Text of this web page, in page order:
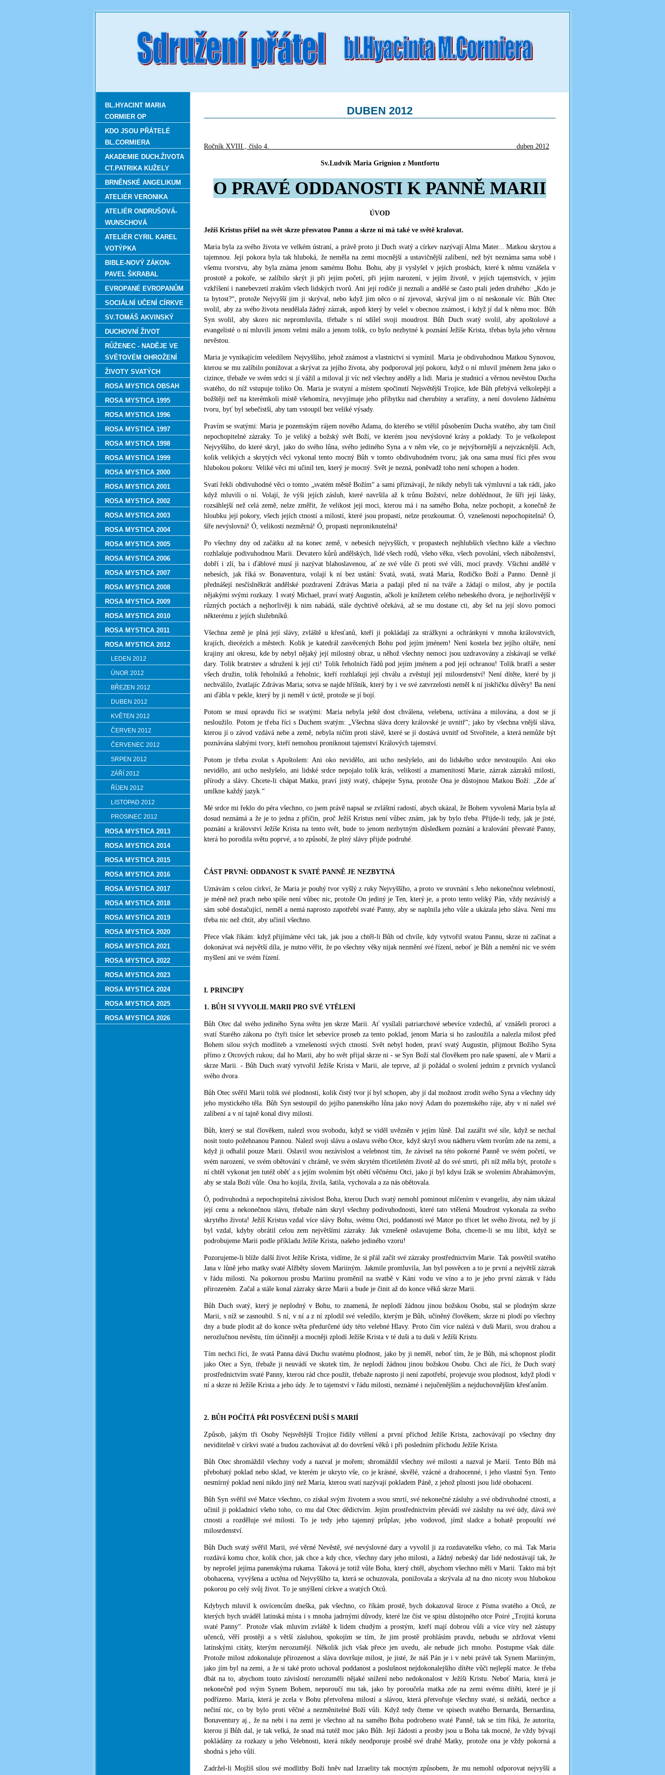
DUBEN 2012
Ročník XVIII., číslo 4. duben 2012
Sv.Ludvík Maria Grignion z Montfortu
O PRAVÉ ODDANOSTI K PANNĚ MARII
ÚVOD
Ježíš Kristus přišel na svět skrze přesvatou Pannu a skrze ni má také ve světě kralovat.
Maria byla za svého života ve velkém ústraní, a právě proto ji Duch svatý a církev nazývají Alma Mater... Matkou skrytou a
tajemnou. Její pokora byla tak hluboká, že neměla na zemi mocnější a ustavičnější zalíbení, než být neznáma sama sobě i
všemu tvorstvu, aby byla známa jenom samému Bohu. Bohu, aby ji vyslyšel v jejích prosbách, které k němu vznášela v
prostotě a pokoře, se zalíbilo skrýt ji při jejím početí, při jejím narození, v jejím životě, v jejích tajemstvích, v jejím
vzkříšení i nanebevzetí zrakům všech lidských tvorů. Ani její rodiče ji neznali a andělé se často ptali jeden druhého: „Kdo je
ta bytost?“, protože Nejvyšší jim ji skrýval, nebo když jim něco o ní zjevoval, skrýval jim o ní neskonale víc. Bůh Otec
svolil, aby za svého života neudělala žádný zázrak, aspoň který by vešel v obecnou známost, i když jí dal k němu moc. Bůh
Syn svolil, aby skoro nic nepromluvila, třebaže s ní sdílel svoji moudrost. Bůh Duch svatý svolil, aby apoštolové a
evangelisté o ní mluvili jenom velmi málo a jenom tolik, co bylo nezbytné k poznání Ježíše Krista, třebas byla jeho věrnou
nevěstou.
Maria je vynikajícím veledílem Nejvyššího, jehož známost a vlastnictví si vymínil. Maria je obdivuhodnou Matkou Synovou,
kterou se mu zalíbilo ponižovat a skrývat za jejího života, aby podporoval její pokoru, když o ní mluvil jménem žena jako o
cizince, třebaže ve svém srdci si jí vážil a miloval ji víc než všechny anděly a lidi. Maria je studnicí a věrnou nevěstou Ducha
svatého, do níž vstupuje toliko On. Maria je svatyní a místem spočinutí Nejsvětější Trojice, kde Bůh přebývá velkolepěji a
božštěji než na kterémkoli místě všehomíra, nevyjímaje jeho příbytku nad cherubíny a serafíny, a není dovoleno žádnému
tvoru, byť byl sebečistší, aby tam vstoupil bez veliké výsady.
Pravím se svatými: Maria je pozemským rájem nového Adama, do kterého se vtělil působením Ducha svatého, aby tam činil
nepochopitelné zázraky. To je veliký a božský svět Boží, ve kterém jsou nevýslovné krásy a poklady. To je velkolepost
Nejvyššího, do které skryl, jako do svého lůna, svého jediného Syna a v něm vše, co je nejvýbornější a nejvzácnější. Ach,
kolik velikých a skrytých věcí vykonal tento mocný Bůh v tomto obdivuhodném tvoru; jak ona sama musí říci přes svou
hlubokou pokoru: Veliké věci mi učinil ten, který je mocný. Svět je nezná, poněvadž toho není schopen a hoden.
Svatí řekli obdivuhodné věci o tomto „svatém městě Božím“ a sami přiznávají, že nikdy nebyli tak výmluvní a tak rádi, jako
když mluvili o ní. Volají, že výši jejích zásluh, které navršila až k trůnu Božství, nelze dohlédnout, že šíři její lásky,
rozsáhlejší než celá země, nelze změřit, že velikost její moci, kterou má i na samého Boha, nelze pochopit, a konečně že
hloubku její pokory, všech jejích ctností a milostí, které jsou propastí, nelze prozkoumat. Ó, vznešenosti nepochopitelná! Ó,
šíře nevýslovná! Ó, velikosti nezměrná! Ó, propasti neproniknutelná!
Po všechny dny od začátku až na konec země, v nebesích nejvyšších, v propastech nejhlubších všechno káže a všechno
rozhlašuje podivuhodnou Marii. Devatero kůrů andělských, lidé všech rodů, všeho věku, všech povolání, všech náboženství,
dobří i zlí, ba i ďáblové musí ji nazývat blahoslavenou, ať ze své vůle či proti své vůli, mocí pravdy. Všichni andělé v
nebesích, jak říká sv. Bonaventura, volají k ní bez ustání: Svatá, svatá, svatá Maria, Rodičko Boží a Panno. Denně jí
přednášejí nesčíslněkrát andělské pozdravení Zdrávas Maria a padají před ní na tváře a žádají o milost, aby je poctila
nějakými svými rozkazy. I svatý Michael, praví svatý Augustin, ačkoli je knížetem celého nebeského dvora, je nejhorlivější v
různých poctách a nejhorlivěji k nim nabádá, stále dychtivě očekává, až se mu dostane cti, aby šel na její slovo pomoci
některému z jejích služebníků.
Všechna země je plná její slávy, zvláště u křesťanů, kteří ji pokládají za strážkyni a ochránkyni v mnoha královstvích,
krajích, diecézích a městech. Kolik je katedrál zasvěcených Bohu pod jejím jménem! Není kostela bez jejího oltáře, není
krajiny ani okresu, kde by nebyl nějaký její milostný obraz, u něhož všechny nemoci jsou uzdravovány a získávají se velké
dary. Tolik bratrstev a sdružení k její cti! Tolik řeholních řádů pod jejím jménem a pod její ochranou! Tolik bratří a sester
všech družin, tolik řeholníků a řeholnic, kteří rozhlašují její chválu a zvěstují její milosrdenství! Není dítěte, které by ji
nechválilo, žvatlajíc Zdrávas Maria; sotva se najde hříšník, který by i ve své zatvrzelosti neměl k ní jiskřičku důvěry! Ba není
ani ďábla v pekle, který by ji neměl v úctě, protože se jí bojí.
Potom se musí opravdu říci se svatými: Maria nebyla ještě dost chválena, velebena, uctívána a milována, a dost se jí
nesloužilo. Potom je třeba říci s Duchem svatým: „Všechna sláva dcery královské je uvnitř“; jako by všechna vnější sláva,
kterou jí o závod vzdává nebe a země, nebyla ničím proti slávě, které se jí dostává uvnitř od Stvořitele, a která nemůže být
poznávána slabými tvory, kteří nemohou proniknout tajemství Králových tajemství.
Potom je třeba zvolat s Apoštolem: Ani oko nevidělo, ani ucho neslyšelo, ani do lidského srdce nevstoupilo. Ani oko
nevidělo, ani ucho neslyšelo, ani lidské srdce nepojalo tolik krás, velikostí a znamenitostí Marie, zázrak zázraků milosti,
přírody a slávy. Chcete-li chápat Matku, praví jistý svatý, chápejte Syna, protože Ona je důstojnou Matkou Boží: „Zde ať
umlkne každý jazyk.“
Mé srdce mi řeklo do péra všechno, co jsem právě napsal se zvláštní radostí, abych ukázal, že Bohem vyvolená Maria byla až
dosud neznámá a že je to jedna z příčin, proč Ježíš Kristus není vůbec znám, jak by bylo třeba. Přijde-li tedy, jak je jisté,
poznání a království Ježíše Krista na tento svět, bude to jenom nezbytným důsledkem poznání a kralování přesvaté Panny,
která ho porodila světu poprvé, a to způsobí, že plný slávy přijde podruhé.
ČÁST PRVNÍ: ODDANOST K SVATÉ PANNĚ JE NEZBYTNÁ
Uznávám s celou církví, že Maria je pouhý tvor vyšlý z ruky Nejvyššího, a proto ve srovnání s Jeho nekonečnou velebností,
je méně než prach nebo spíše není vůbec nic, protože On jediný je Ten, který je, a proto tento veliký Pán, vždy nezávislý a
sám sobě dostačující, neměl a nemá naprosto zapotřebí svaté Panny, aby se naplnila jeho vůle a ukázala jeho sláva. Není mu
třeba nic než chtít, aby učinil všechno.
Přece však říkám: když přijímáme věci tak, jak jsou a chtěl-li Bůh od chvíle, kdy vytvořil svatou Pannu, skrze ni začínat a
dokonávat svá největší díla, je nutno věřit, že po všechny věky nijak nezmění své řízení, neboť je Bůh a nemění nic ve svém
myšlení ani ve svém řízení.
I. PRINCIPY
1. BŮH SI VYVOLIL MARII PRO SVÉ VTĚLENÍ
Bůh Otec dal svého jediného Syna světu jen skrze Marii. Ať vysílali patriarchové sebevíce vzdechů, ať vznášeli proroci a
svatí Starého zákona po čtyři tisíce let sebevíce proseb za tento poklad, jenom Maria si ho zasloužila a nalezla milost před
Bohem silou svých modliteb a vznešeností svých ctností. Svět nebyl hoden, praví svatý Augustin, přijmout Božího Syna
přímo z Otcových rukou; dal ho Marii, aby ho svět přijal skrze ni - se Syn Boží stal člověkem pro naše spasení, ale v Marii a
skrze Marii. - Bůh Duch svatý vytvořil Ježíše Krista v Marii, ale teprve, až ji požádal o svolení jedním z prvních vyslanců
svého dvora.
Bůh Otec svěřil Marii tolik své plodnosti, kolik čistý tvor jí byl schopen, aby jí dal možnost zrodit svého Syna a všechny údy
jeho mystického těla. Bůh Syn sestoupil do jejího panenského lůna jako nový Adam do pozemského ráje, aby v ní našel své
zalíbení a v ní tajně konal divy milosti.
Bůh, který se stal člověkem, nalezl svou svobodu, když se viděl uvězněn v jejím lůně. Dal zazářit své síle, když se nechal
nosit touto požehnanou Pannou. Nalezl svoji slávu a oslavu svého Otce, když skryl svou nádheru všem tvorům zde na zemi, a
když ji odhalil pouze Marii. Oslavil svou nezávislost a velebnost tím, že závisel na této pokorné Panně ve svém početí, ve
svém narození, ve svém obětování v chrámě, ve svém skrytém třicetiletém životě až do své smrti, při níž měla být, protože s
ní chtěl vykonat jen tutéž oběť a s jejím svolením být obětí věčnému Otci, jako jí byl kdysi Izák se svolením Abrahámovým,
aby se stala Boží vůle. Ona ho kojila, živila, šatila, vychovala a za nás obětovala.
Ó, podivuhodná a nepochopitelná závislost Boha, kterou Duch svatý nemohl pominout mlčením v evangeliu, aby nám ukázal
její cenu a nekonečnou slávu, třebaže nám skryl všechny podivuhodnosti, které tato vtělená Moudrost vykonala za svého
skrytého života! Ježíš Kristus vzdal více slávy Bohu, svému Otci, poddaností své Matce po třicet let svého života, než by jí
byl vzdal, kdyby obrátil celou zem největšími zázraky. Jak vznešeně oslavujeme Boha, chceme-li se mu líbit, když se
podrobujeme Marii podle příkladu Ježíše Krista, našeho jediného vzoru!
Pozorujeme-li blíže další život Ježíše Krista, vidíme, že si přál začít své zázraky prostřednictvím Marie. Tak posvětil svatého
Jana v lůně jeho matky svaté Alžběty slovem Mariiným. Jakmile promluvila, Jan byl posvěcen a to je první a největší zázrak
v řádu milosti. Na pokornou prosbu Mariinu proměnil na svatbě v Káni vodu ve víno a to je jeho první zázrak v řádu
přirozeném. Začal a stále konal zázraky skrze Marii a bude je činit až do konce věků skrze Marii.
Bůh Duch svatý, který je neplodný v Bohu, to znamená, že neplodí žádnou jinou božskou Osobu, stal se plodným skrze
Marii, s níž se zasnoubil. S ní, v ní a z ní zplodil své veledílo, kterým je Bůh, učiněný člověkem; skrze ni plodí po všechny
dny a bude plodit až do konce světa předurčené údy této velebné Hlavy. Proto čím více nalézá v duši Marii, svou drahou a
nerozlučnou nevěstu, tím účinněji a mocněji zplodí Ježíše Krista v té duši a tu duši v Ježíši Kristu.
Tím nechci říci, že svatá Panna dává Duchu svatému plodnost, jako by ji neměl, neboť tím, že je Bůh, má schopnost plodit
jako Otec a Syn, třebaže ji neuvádí ve skutek tím, že neplodí žádnou jinou božskou Osobu. Chci ale říci, že Duch svatý
prostřednictvím svaté Panny, kterou rád chce použít, třebaže naprosto jí není zapotřebí, projevuje svou plodnost, když plodí v
ní a skrze ni Ježíše Krista a jeho údy. Je to tajemství v řádu milosti, neznámé i nejučenějším a nejduchovnějším křesťanům.
2. BŮH POČÍTÁ PŘI POSVĚCENÍ DUŠÍ S MARIÍ
Způsob, jakým tři Osoby Nejsvětější Trojice řídily vtělení a první příchod Ježíše Krista, zachovávají po všechny dny
neviditelně v církvi svaté a budou zachovávat až do dovršení věků i při posledním příchodu Ježíše Krista.
Bůh Otec shromáždil všechny vody a nazval je mořem; shromáždil všechny své milosti a nazval je Marií. Tento Bůh má
přebohatý poklad nebo sklad, ve kterém je ukryto vše, co je krásné, skvělé, vzácné a drahocenné, i jeho vlastní Syn. Tento
nesmírný poklad není nikdo jiný než Maria, kterou svatí nazývají pokladem Páně, z jehož plnosti jsou lidé obohaceni.
Bůh Syn svěřil své Matce všechno, co získal svým životem a svou smrtí, své nekonečné zásluhy a své obdivuhodné ctnosti, a
učinil ji pokladnicí všeho toho, co mu dal Otec dědictvím. Jejím prostřednictvím převádí své zásluhy na své údy, dává své
ctnosti a rozděluje své milosti. To je tedy jeho tajemný průplav, jeho vodovod, jímž sladce a bohatě propouští své
milosrdenství.
Bůh Duch svatý svěřil Marii, své věrné Nevěstě, své nevýslovné dary a vyvolil ji za rozdavatelku všeho, co má. Tak Maria
rozdává komu chce, kolik chce, jak chce a kdy chce, všechny dary jeho milosti, a žádný nebeský dar lidé nedostávají tak, že
by neprošel jejíma panenskýma rukama. Taková je totiž vůle Boha, který chtěl, abychom všechno měli v Marii. Takto má být
obohacena, vyvýšena a uctěna od Nejvyššího ta, která se ochuzovala, ponižovala a skrývala až na dno nicoty svou hlubokou
pokorou po celý svůj život. To je smýšlení církve a svatých Otců.
Kdybych mluvil k osvícencům dneška, pak všechno, co říkám prostě, bych dokazoval široce z Písma svatého a Otců, ze
kterých bych uváděl latinská místa i s mnoha jadrnými důvody, které lze číst ve spisu důstojného otce Poiré „Trojitá koruna
svaté Panny“. Protože však mluvím zvláště k lidem chudým a prostým, kteří mají dobrou vůli a více víry než zástupy
učenců, věří prostěji a s větší zásluhou, spokojím se tím, že jim prostě prohlásím pravdu, nebudu se zdržovat všemi
latinskými citáty, kterým nerozumějí. Několik jich však přece jen uvedu, ale nebude jich mnoho. Postupme však dále.
Protože milost zdokonaluje přirozenost a sláva dovršuje milost, je jisté, že náš Pán je i v nebi právě tak Synem Mariiným,
jako jím byl na zemi, a že si také proto uchoval poddanost a poslušnost nejdokonalejšího dítěte vůči nejlepší matce. Je třeba
dbát na to, abychom touto závislostí nerozuměli nějaké snížení nebo nedokonalost v Ježíši Kristu. Neboť Maria, která je
nekonečně pod svým Synem Bohem, neporoučí mu tak, jako by poroučela matka zde na zemi svému dítěti, které je jí
podřízeno. Maria, která je zcela v Bohu přetvořena milostí a slávou, která přetvořuje všechny svaté, si nežádá, nechce a
nečiní nic, co by bylo proti věčné a nezměnitelné Boží vůli. Když tedy čteme ve spisech svatého Bernarda, Bernardina,
Bonaventury aj., že na nebi i na zemi je všechno až na samého Boha podrobeno svaté Panně, tak se tím říká, že autorita,
kterou jí Bůh dal, je tak velká, že snad má tutéž moc jako Bůh. Její žádosti a prosby jsou u Boha tak mocné, že vždy bývají
pokládány za rozkazy u jeho Velebnosti, která nikdy neodporuje prosbě své drahé Matky, protože ona je vždy pokorná a
shodná s jeho vůlí.
Zadržel-li Mojžíš silou své modlitby Boží hněv nad Izraelity tak mocným způsobem, že mu nemohl odporovat nejvyšší a
BL.HYACINT MARIA
CORMIER OP
KDO JSOU PŘÁTELÉ
BL.CORMIERA
AKADEMIE DUCH.ŽIVOTA
CT.PATRIKA KUŽELY
BRNĚNSKÉ ANGELIKUM
ATELIÉR VERONIKA
ATELIÉR ONDRUŠOVÁ-
WUNSCHOVÁ
ATELIÉR CYRIL KAREL
VOTÝPKA
BIBLE-NOVÝ ZÁKON-
PAVEL ŠKRABAL
EVROPANÉ EVROPANŮM
SOCIÁLNÍ UČENÍ CÍRKVE
SV.TOMÁŠ AKVINSKÝ
DUCHOVNÍ ŽIVOT
RŮŽENEC - NADĚJE VE
SVĚTOVÉM OHROŽENÍ
ŽIVOTY SVATÝCH
ROSA MYSTICA OBSAH
ROSA MYSTICA 1995
ROSA MYSTICA 1996
ROSA MYSTICA 1997
ROSA MYSTICA 1998
ROSA MYSTICA 1999
ROSA MYSTICA 2000
ROSA MYSTICA 2001
ROSA MYSTICA 2002
ROSA MYSTICA 2003
ROSA MYSTICA 2004
ROSA MYSTICA 2005
ROSA MYSTICA 2006
ROSA MYSTICA 2007
ROSA MYSTICA 2008
ROSA MYSTICA 2009
ROSA MYSTICA 2010
ROSA MYSTICA 2011
ROSA MYSTICA 2012
LEDEN 2012
ÚNOR 2012
BŘEZEN 2012
DUBEN 2012
KVĚTEN 2012
ČERVEN 2012
ČERVENEC 2012
SRPEN 2012
ZÁŘÍ 2012
ŘÍJEN 2012
LISTOPAD 2012
PROSINEC 2012
ROSA MYSTICA 2013
ROSA MYSTICA 2014
ROSA MYSTICA 2015
ROSA MYSTICA 2016
ROSA MYSTICA 2017
ROSA MYSTICA 2018
ROSA MYSTICA 2019
ROSA MYSTICA 2020
ROSA MYSTICA 2021
ROSA MYSTICA 2022
ROSA MYSTICA 2023
ROSA MYSTICA 2024
ROSA MYSTICA 2025
ROSA MYSTICA 2026